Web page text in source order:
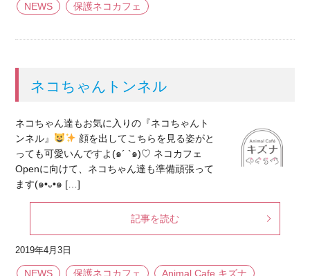
NEWS 保護ネコカフェ
ネコちゃんトンネル
ネコちゃん達もお気に入りの『ネコちゃんト
ンネル』
顔を出してこちらを見る姿がと
っても可愛いんですよ(๑´ `๑)♡ ネコカフェ
Openに向けて、ネコちゃん達も準備頑張って
ます(๑•᎑•๑ […]
記事を読む
2019年4月3日
NEWS 保護ネコカフェ Animal Cafe キズナ